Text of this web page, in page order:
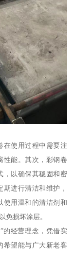
在使用过程中需要注
性能。其次，彩钢卷
，以确保其稳固和密
进行清洁和维护，
使用温和的清洁剂和
免损坏涂层。
的经营理念，凭借实
希望能与广大新老客